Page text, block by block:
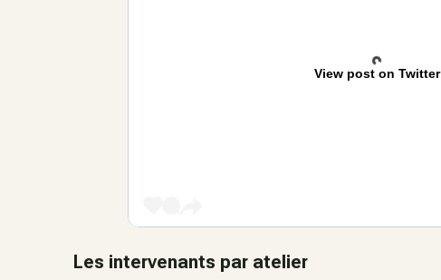
View post on Twitter
Les intervenants par atelier